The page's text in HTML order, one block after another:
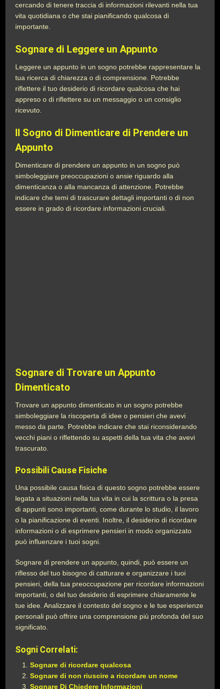
cercando di tenere traccia di informazioni rilevanti nella tua
vita quotidiana o che stai pianificando qualcosa di
importante.
Sognare di Leggere un Appunto
Leggere un appunto in un sogno potrebbe rappresentare la
tua ricerca di chiarezza o di comprensione. Potrebbe
riflettere il tuo desiderio di ricordare qualcosa che hai
appreso o di riflettere su un messaggio o un consiglio
ricevuto.
Il Sogno di Dimenticare di Prendere un
Appunto
Dimenticare di prendere un appunto in un sogno può
simboleggiare preoccupazioni o ansie riguardo alla
dimenticanza o alla mancanza di attenzione. Potrebbe
indicare che temi di trascurare dettagli importanti o di non
essere in grado di ricordare informazioni cruciali.
Sognare di Trovare un Appunto
Dimenticato
Trovare un appunto dimenticato in un sogno potrebbe
simboleggiare la riscoperta di idee o pensieri che avevi
messo da parte. Potrebbe indicare che stai riconsiderando
vecchi piani o riflettendo su aspetti della tua vita che avevi
trascurato.
Possibili Cause Fisiche
Una possibile causa fisica di questo sogno potrebbe essere
legata a situazioni nella tua vita in cui la scrittura o la presa
di appunti sono importanti, come durante lo studio, il lavoro
o la pianificazione di eventi. Inoltre, il desiderio di ricordare
informazioni o di esprimere pensieri in modo organizzato
può influenzare i tuoi sogni.
Sognare di prendere un appunto, quindi, può essere un
riflesso del tuo bisogno di catturare e organizzare i tuoi
pensieri, della tua preoccupazione per ricordare informazioni
importanti, o del tuo desiderio di esprimere chiaramente le
tue idee. Analizzare il contesto del sogno e le tue esperienze
personali può offrire una comprensione più profonda del suo
significato.
Sogni Correlati:
Sognare di ricordare qualcosa
Sognare di non riuscire a ricordare un nome
Sognare Di Chiedere Informazioni